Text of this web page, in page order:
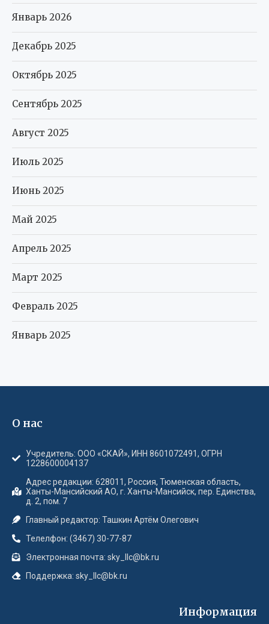
Январь 2026
Декабрь 2025
Октябрь 2025
Сентябрь 2025
Август 2025
Июль 2025
Июнь 2025
Май 2025
Апрель 2025
Март 2025
Февраль 2025
Январь 2025
О нас
Учредитель: ООО «СКАЙ», ИНН 8601072491, ОГРН
1228600004137
Адрес редакции: 628011, Россия, Тюменская область,
Ханты-Мансийский АО, г. Ханты-Мансийск, пер. Единства,
д. 2, пом. 7
Главный редактор: Ташкин Артём Олегович
Телелфон: (3467) 30-77-87
Электронная почта: sky_llc@bk.ru
Поддержка: sky_llc@bk.ru
Информация